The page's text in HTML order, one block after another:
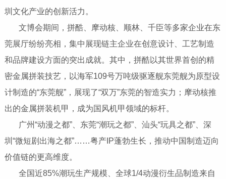
圳文化产业的创新活力。
​​​​​​​ 文博会期间，拼酷、摩动核、顺林、千臣等多家企业在东
莞展厅纷纷亮相，集中展现链主企业在创意设计、工艺制造
和品牌建设方面的突出成就。其中，拼酷以其世界首创的精
密金属拼装技艺，以海军109号万吨级驱逐舰东莞舰为原型设
计制造的“东莞舰”，展现了“双万”东莞的智造实力；摩动核推
出的金属拼装机甲，成为国风机甲领域的标杆。
​​​​​​​ 广州“动漫之都”、东莞“潮玩之都”、汕头“玩具之都”、深
圳“微短剧出海之都”……粤产IP蓬勃生长，推动中国制造迈向
价值链的更高维度。
​​​​​​​ 全国近85%潮玩生产规模、全球1/4动漫衍生品制造来自